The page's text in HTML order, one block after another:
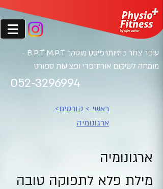
052-3296994
עופר צחר פיזיותרפיסט מוסמ
ך B.P.T M.P.T -
מומחה לשיקום אורתופדי ופציעות ספורט
ראשי > קורסים>
ארגונומיה
ארגונומיה
מילת פלא לתפוקה טובה